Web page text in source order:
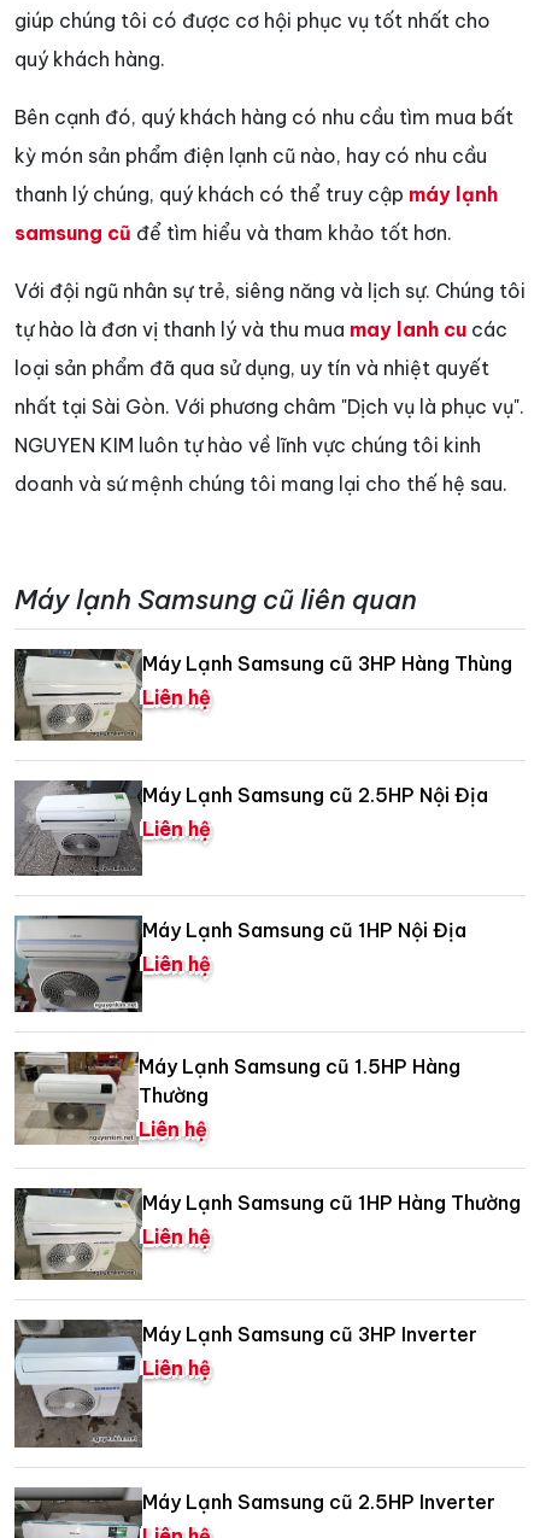
giúp chúng tôi có được cơ hội phục vụ tốt nhất cho
quý khách hàng.
Bên cạnh đó, quý khách hàng có nhu cầu tìm mua bất
kỳ món sản phẩm điện lạnh cũ nào, hay có nhu cầu
thanh lý chúng, quý khách có thể truy cập máy lạnh
samsung cũ để tìm hiểu và tham khảo tốt hơn.
Với đội ngũ nhân sự trẻ, siêng năng và lịch sự. Chúng tôi
tự hào là đơn vị thanh lý và thu mua may lanh cu các
loại sản phẩm đã qua sử dụng, uy tín và nhiệt quyết
nhất tại Sài Gòn. Với phương châm "Dịch vụ là phục vụ".
NGUYEN KIM luôn tự hào về lĩnh vực chúng tôi kinh
doanh và sứ mệnh chúng tôi mang lại cho thế hệ sau.
Máy lạnh Samsung cũ liên quan
Máy Lạnh Samsung cũ 3HP Hàng Thùng
Liên hệ
Máy Lạnh Samsung cũ 2.5HP Nội Địa
Liên hệ
Máy Lạnh Samsung cũ 1HP Nội Địa
Liên hệ
Máy Lạnh Samsung cũ 1.5HP Hàng
Thường
Liên hệ
Máy Lạnh Samsung cũ 1HP Hàng Thường
Liên hệ
Máy Lạnh Samsung cũ 3HP Inverter
Liên hệ
Máy Lạnh Samsung cũ 2.5HP Inverter